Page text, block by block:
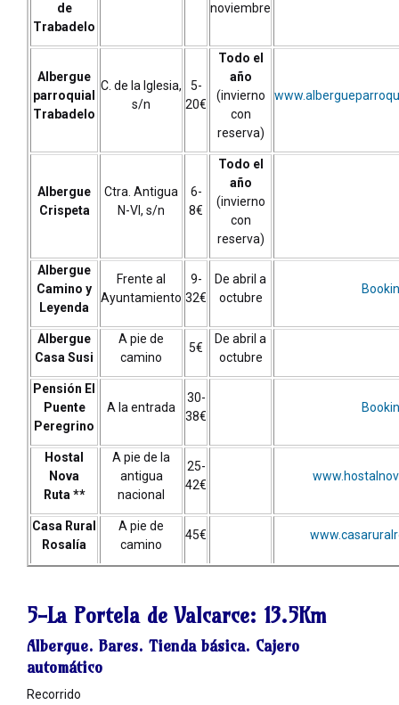
de
Trabadelo
noviembre
Albergue
parroquial
Trabadelo
C. de la Iglesia,
s/n
5-
20€
Todo el
año
(invierno
con
reserva)
Albergue
Crispeta
Ctra. Antigua
N-VI, s/n
6-
8€
Todo el
año
(invierno
con
reserva)
Albergue
Camino y
Leyenda
Frente al
Ayuntamiento
9-
32€
De abril a
octubre
Albergue
Casa Susi
A pie de
camino
5€
De abril a
octubre
Pensión El
Puente
Peregrino
A la entrada
30-
38€
Hostal
Nova
Ruta **
A pie de la
antigua
nacional
25-
42€
Casa Rural
Rosalía
A pie de
camino
45€
5-La Portela de Valcarce: 13.5Km
Albergue. Bares. Tienda básica. Cajero
automático
Recorrido